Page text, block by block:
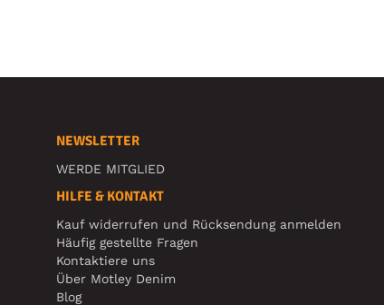
NEWSLETTER
WERDE MITGLIED
HILFE & KONTAKT
Kauf widerrufen und Rücksendung anmelden
Häufig gestellte Fragen
Kontaktiere uns
Über Motley Denim
Blog